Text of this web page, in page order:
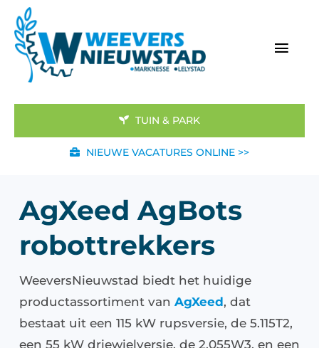
naar
inhoud
Werkplaats
Nieuws
Over ons
TUIN & PARK
NIEUWE VACATURES ONLINE >>
AgXeed AgBots
robottrekkers
WeeversNieuwstad biedt het huidige
productassortiment van AgXeed, dat
bestaat uit een 115 kW rupsversie, de 5.115T2,
een 55 kW driewielversie, de 2.055W3, en een